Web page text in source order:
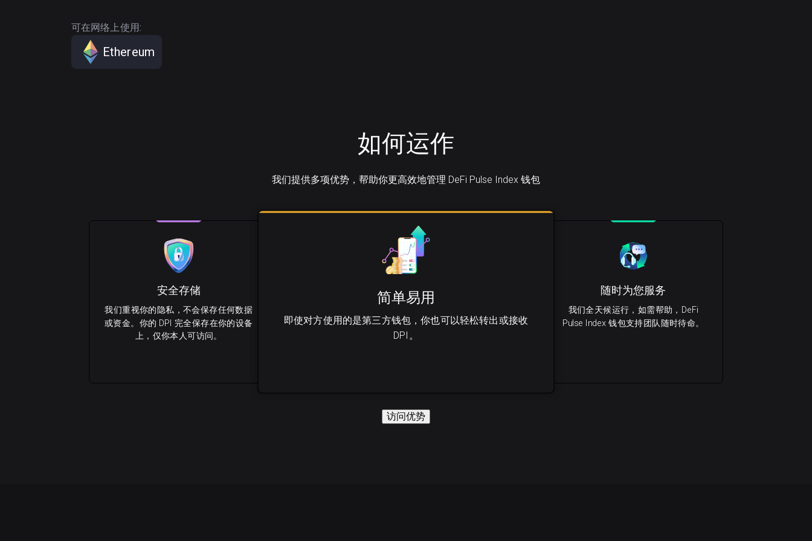
可在网络上使用:
Ethereum
如何运作
我们提供多项优势，帮助你更高效地管理 DeFi Pulse Index 钱包
简单易用
即使对方使用的是第三方钱包，你也可以轻松转出或接收
DPI。
随时为您服务
我们全天候运行，如需帮助，DeFi
Pulse Index 钱包支持团队随时待命。
安全存储
我们重视你的隐私，不会保存任何数据
或资金。你的 DPI 完全保存在你的设备
上，仅你本人可访问。
访问优势